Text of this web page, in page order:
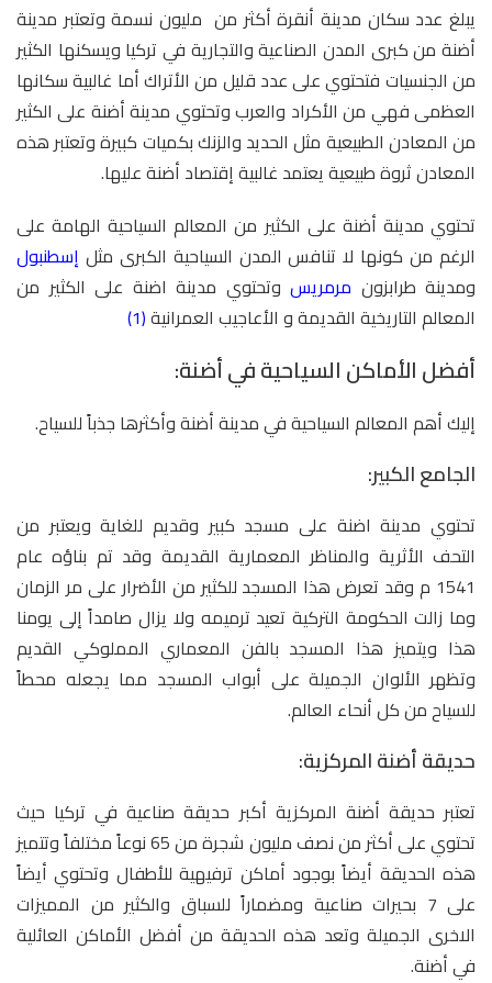
يبلغ عدد سكان مدينة أنقرة أكثر من مليون نسمة وتعتبر مدينة
أضنة من كبرى المدن الصناعية والتجارية في تركيا ويسكنها الكثير
من الجنسيات فتحتوي على عدد قليل من الأتراك أما غالبية سكانها
العظمى فهي من الأكراد والعرب وتحتوي مدينة أضنة على الكثير
من المعادن الطبيعية مثل الحديد والزنك بكميات كبيرة وتعتبر هذه
المعادن ثروة طبيعية يعتمد غالبية إقتصاد أضنة عليها.
تحتوي مدينة أضنة على الكثير من المعالم السياحية الهامة على
الرغم من كونها لا تنافس المدن السياحية الكبرى مثل إسطنبول
ومدينة طرابزون مرمريس وتحتوي مدينة اضنة على الكثير من
المعالم التاريخية القديمة و الأعاجيب العمرانية(1)
أفضل الأماكن السياحية في أضنة:
إليك أهم المعالم السياحية في مدينة أضنة وأكثرها جذباً للسياح.
الجامع الكبير:
تحتوي مدينة اضنة على مسجد كبير وقديم للغاية ويعتبر من
التحف الأثرية والمناظر المعمارية القديمة وقد تم بناؤه عام
1541 م وقد تعرض هذا المسجد للكثير من الأضرار على مر الزمان
وما زالت الحكومة التركية تعيد ترميمه ولا يزال صامداً إلى يومنا
هذا ويتميز هذا المسجد بالفن المعماري المملوكي القديم
وتظهر الألوان الجميلة على أبواب المسجد مما يجعله محطاً
للسياح من كل أنحاء العالم.
حديقة أضنة المركزية:
تعتبر حديقة أضنة المركزية أكبر حديقة صناعية في تركيا حيث
تحتوي على أكثر من نصف مليون شجرة من 65 نوعاً مختلفاً وتتميز
هذه الحديقة أيضاً بوجود أماكن ترفيهية للأطفال وتحتوي أيضاً
على 7 بحيرات صناعية ومضماراً للسباق والكثير من المميزات
الاخرى الجميلة وتعد هذه الحديقة من أفضل الأماكن العائلية
في أضنة.